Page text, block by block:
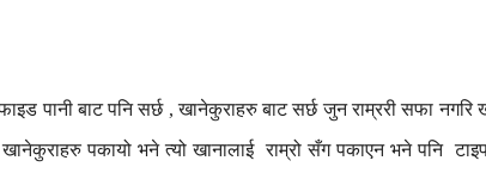
पानीबाटपनिसर्छ,खानेकुराहरुबाटसर्छजुनराम्ररीसफा नगरि
खानेकुराहरु पकायो भने त्यो खानालाई राम्रो सँग पकाएन भने पनि